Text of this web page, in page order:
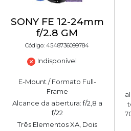
SONY FE 12-24mm
f/2.8 GM
Código: 4548736099784
Indisponível
E-Mount / Formato Full-
Frame
Alcance da abertura: f/2,8 a
f/22
Três Elementos XA, Dois